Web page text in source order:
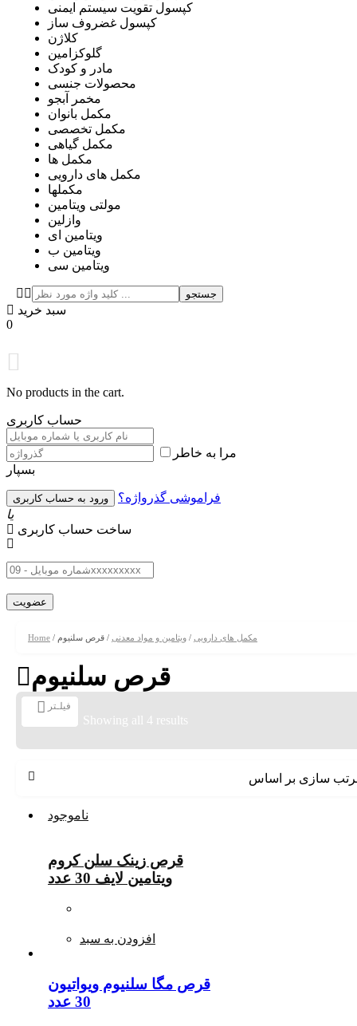
کپسول تقویت سیستم ایمنی
کپسول غضروف ساز
کلاژن
گلوکزامین
مادر و کودک
محصولات جنسی
مخمر آبجو
مکمل بانوان
مکمل تخصصی
مکمل گیاهی
مکمل ها
مکمل های دارویی
مکملها
مولتی ویتامین
وازلین
ویتامین ای
ویتامین ب
ویتامین سی
جستجو
سبد خرید
0
No products in the cart.
حساب کاربری
مرا به خاطر
بسپار
فراموشی گذرواژه؟
یا
ساخت حساب کاربری
Home / مکمل های دارویی / ویتامین و مواد معدنی / قرص سلنیوم
قرص سلنیوم
فیلـتر
Showing all 4 results
سازی بر اساس
ناموجود
قرص زینک سلن کروم
ویتامین لایف 30 عدد
افزودن به سبد
قرص مگا سلنیوم ویواتیون
30 عدد